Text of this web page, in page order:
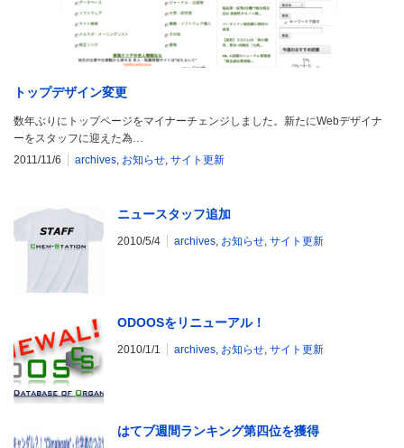
トップデザイン変更
数年ぶりにトップページをマイナーチェンジしました。新たにWebデザイナ
ーをスタッフに迎えた為…
2011/11/6
archives, お知らせ, サイト更新
ニュースタッフ追加
2010/5/4 archives, お知らせ, サイト更新
ODOOSをリニューアル！
2010/1/1 archives, お知らせ, サイト更新
はてブ週間ランキング第四位を獲得